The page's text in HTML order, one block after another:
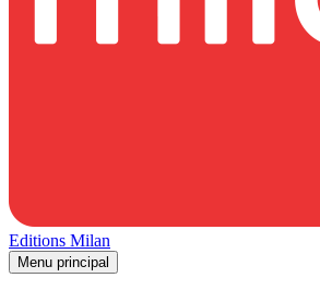
Editions Milan
Menu principal